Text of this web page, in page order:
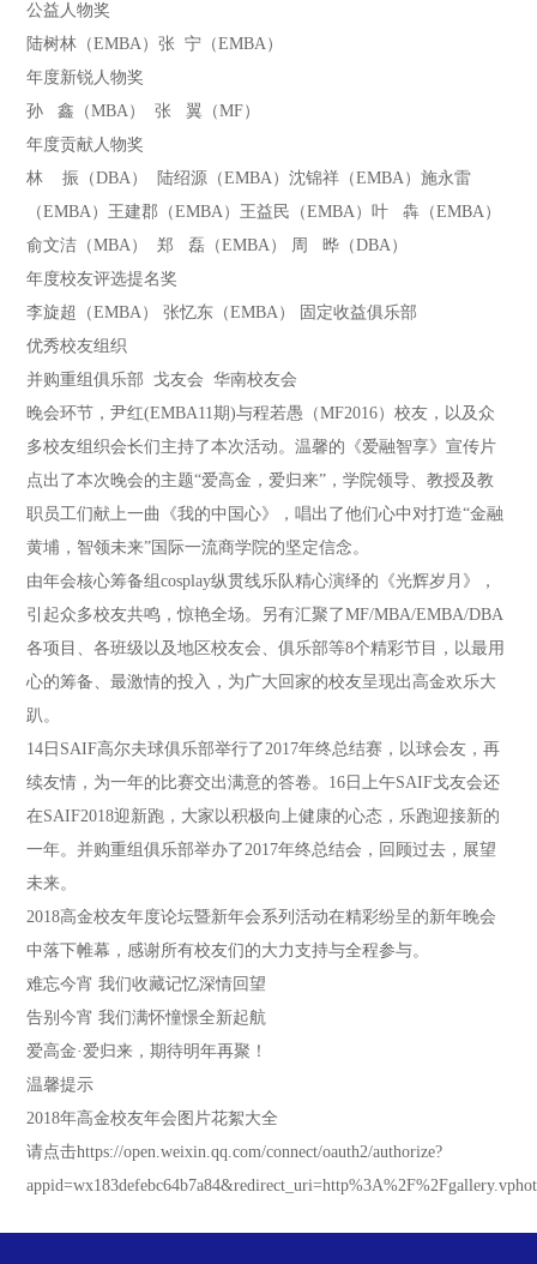
公益人物奖
陆树林（EMBA）张 宁（EMBA）
年度新锐人物奖
孙 鑫（MBA） 张 翼（MF）
年度贡献人物奖
林 振（DBA） 陆绍源（EMBA）沈锦祥（EMBA）施永雷
（EMBA）王建郡（EMBA）王益民（EMBA）叶 犇（EMBA）
俞文洁（MBA） 郑 磊（EMBA） 周 晔（DBA）
年度校友评选提名奖
李旋超（EMBA） 张忆东（EMBA） 固定收益俱乐部
优秀校友组织
并购重组俱乐部 戈友会 华南校友会
晚会环节，尹红(EMBA11期)与程若愚（MF2016）校友，以及众
多校友组织会长们主持了本次活动。温馨的《爱融智享》宣传片
点出了本次晚会的主题“爱高金，爱归来”，学院领导、教授及教
职员工们献上一曲《我的中国心》，唱出了他们心中对打造“金融
黄埔，智领未来”国际一流商学院的坚定信念。
由年会核心筹备组cosplay纵贯线乐队精心演绎的《光辉岁月》，
引起众多校友共鸣，惊艳全场。另有汇聚了MF/MBA/EMBA/DBA
各项目、各班级以及地区校友会、俱乐部等8个精彩节目，以最用
心的筹备、最激情的投入，为广大回家的校友呈现出高金欢乐大
趴。
14日SAIF高尔夫球俱乐部举行了2017年终总结赛，以球会友，再
续友情，为一年的比赛交出满意的答卷。16日上午SAIF戈友会还
在SAIF2018迎新跑，大家以积极向上健康的心态，乐跑迎接新的
一年。并购重组俱乐部举办了2017年终总结会，回顾过去，展望
未来。
2018高金校友年度论坛暨新年会系列活动在精彩纷呈的新年晚会
中落下帷幕，感谢所有校友们的大力支持与全程参与。
难忘今宵 我们收藏记忆深情回望
告别今宵 我们满怀憧憬全新起航
爱高金·爱归来，期待明年再聚！
温馨提示
2018年高金校友年会图片花絮大全
请点击https://open.weixin.qq.com/connect/oauth2/authorize?